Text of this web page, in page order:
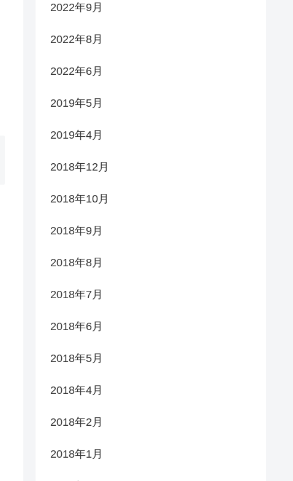
2022年9月
2022年8月
2022年6月
2019年5月
2019年4月
2018年12月
2018年10月
2018年9月
2018年8月
2018年7月
2018年6月
2018年5月
2018年4月
2018年2月
2018年1月